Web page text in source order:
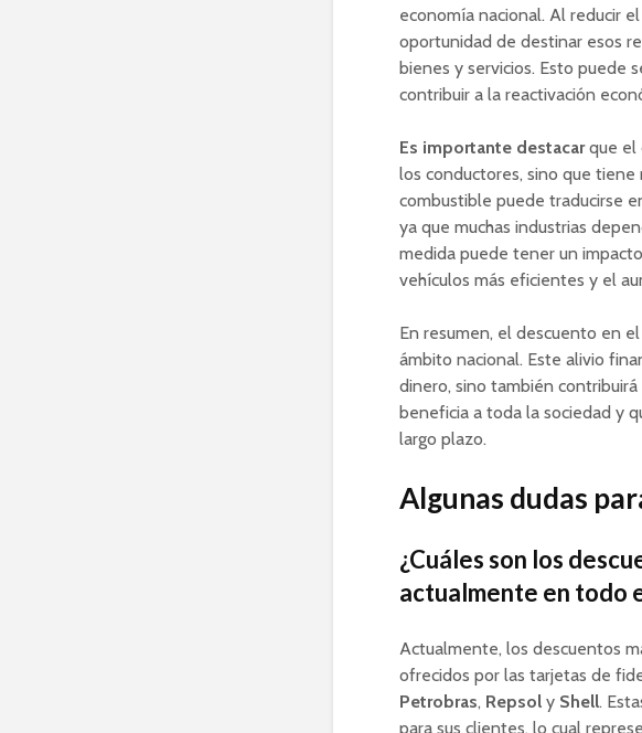
economía nacional. Al reducir
oportunidad de destinar esos
bienes y servicios. Esto puede
contribuir a la reactivación
Es importante destacarque el
los conductores, sino que
combustible puede traducirse
ya que muchas industrias
medida puede tener un
vehículos más eficientes y el
En resumen, el descuento en
ámbito nacional. Este alivio
dinero, sino también
beneficia a toda la sociedad y
largo plazo.
Algunas dudas
¿Cuáles son los
actualmente en todo
Actualmente, los descuentos
ofrecidos por las tarjetas de
Petrobras, Repsol y Shell.
para sus clientes, lo cual